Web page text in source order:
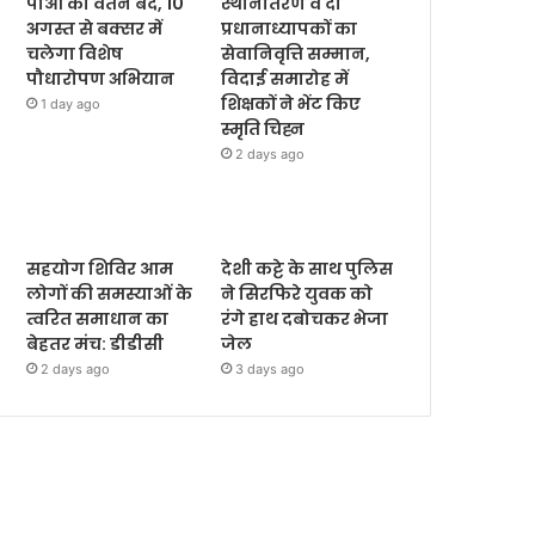
अगस्त से बक्सर में
चलेगा विशेष
पौधारोपण अभियान
1 day ago
प्रधानाध्यापकों का
सेवानिवृत्ति सम्मान,
विदाई समारोह में
शिक्षकों ने भेंट किए
स्मृति चिह्न
2 days ago
सहयोग शिविर आम
लोगों की समस्याओं के
त्वरित समाधान का
बेहतर मंच: डीडीसी
2 days ago
देशी कट्टे के साथ पुलिस
ने सिरफिरे युवक को
रंगे हाथ दबोचकर भेजा
जेल
3 days ago